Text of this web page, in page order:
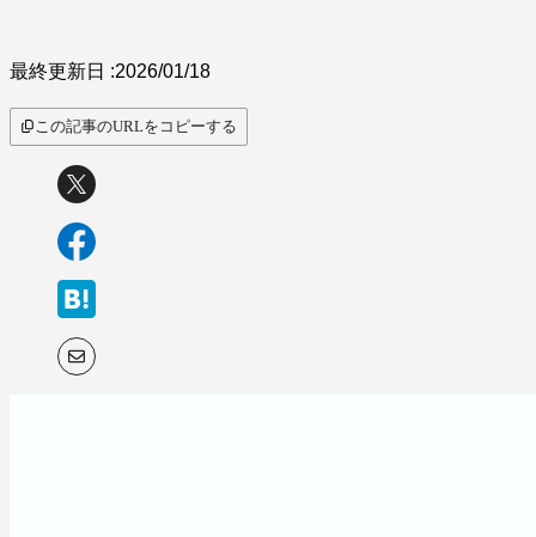
最終更新日 :2026/01/18
この記事のURLをコピーする